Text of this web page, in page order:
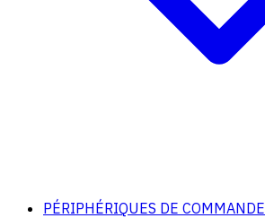
PÉRIPHÉRIQUES DE COMMANDE